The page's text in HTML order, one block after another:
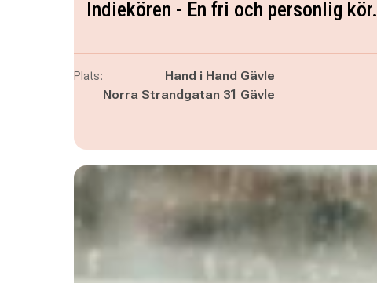
Indiekören - En fri och personlig kör.
Plats:
Hand i Hand Gävle
Norra Strandgatan 31 Gävle